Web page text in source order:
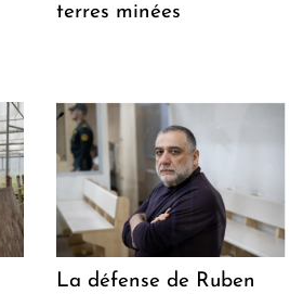
terres minées
La défense de Ruben